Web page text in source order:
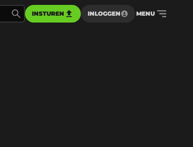
INSTUREN INLOGGEN MENU